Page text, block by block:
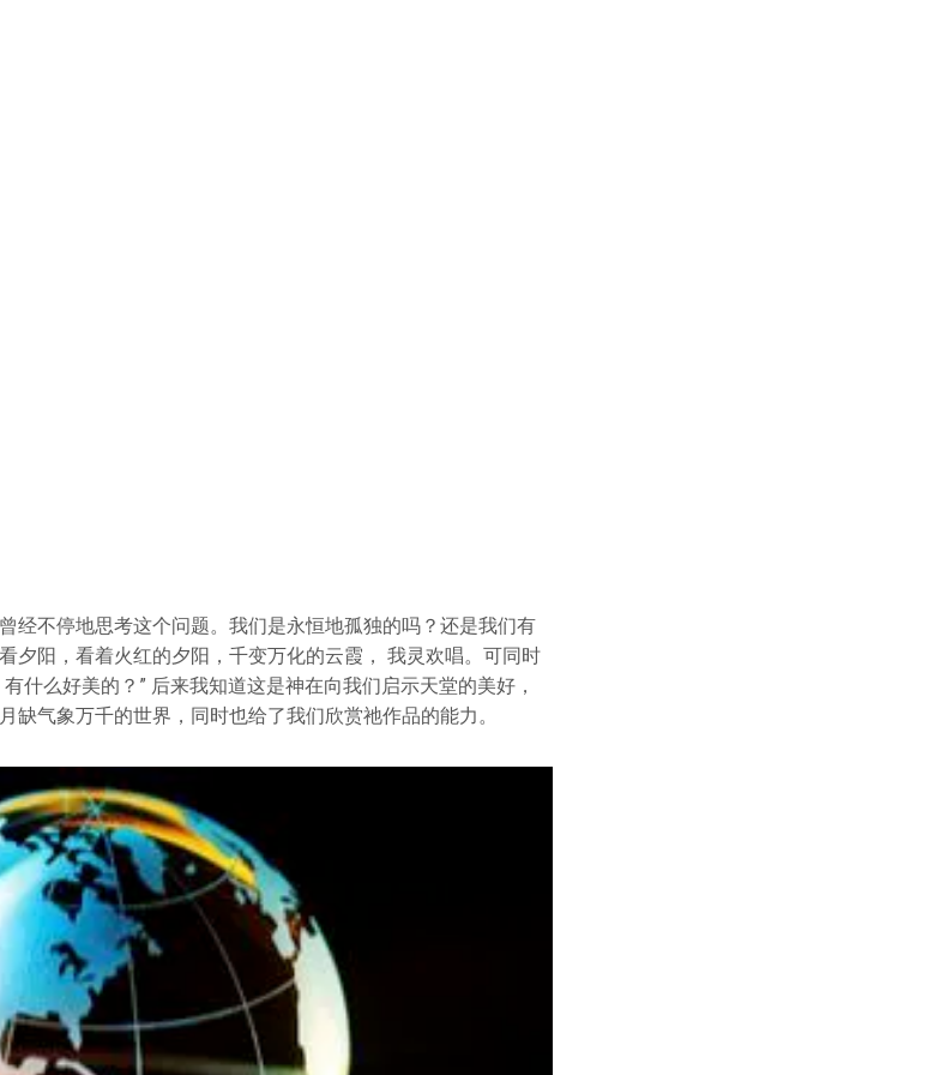
经不停地思考这个问题。我们是永恒地孤独的吗？还是我们有
夕阳，看着火红的夕阳，千变万化的云霞， 我灵欢唱。可同时
什么好美的？” 后来我知道这是神在向我们启示天堂的美好，
缺气象万千的世界，同时也给了我们欣赏祂作品的能力。